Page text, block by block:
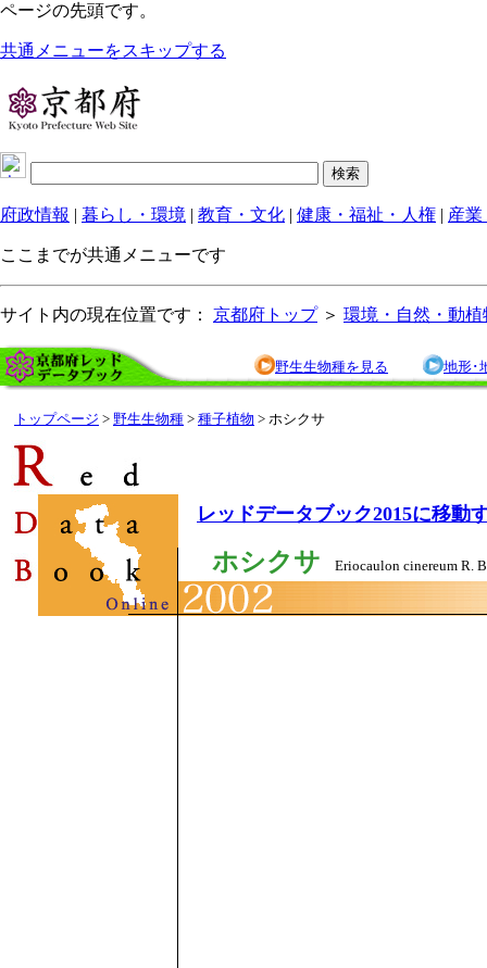
ページの先頭です。
共通メニューをスキップする
府政情報 | 暮らし・環境 | 教育・文化 | 健康・福祉・人権 | 産業
ここまでが共通メニューです
サイト内の現在位置です： 京都府トップ＞ 環境・自然・動植
野生生物種を見る 地形･
トップページ > 野生生物種 > 種子植物 > ホシクサ
レッドデータブック2015に移動
ホシクサ Eriocaulon cinereum R.